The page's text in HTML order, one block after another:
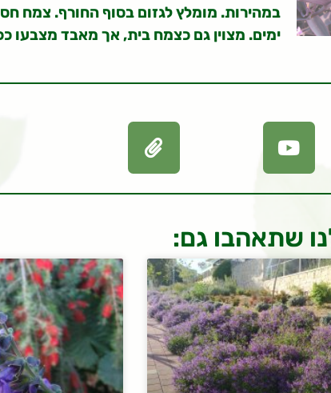
במהירות. מומלץ לגזום בסוף החורף. צמח
ימים. מצוין גם כצמח בית, אך מאבד מצבעו
שתאהבו גם: